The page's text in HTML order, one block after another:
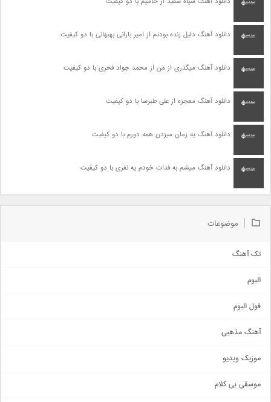
دانلود آهنگ دلیل زنده بودنم از امیر بارانی بهبهانی با دو کیفیت
دانلود آهنگ میگذری از من از محمد جواد فخری با دو کیفیت
دانلود آهنگ معجزه از علی طبرسا با دو کیفیت
دانلود آهنگ یه زمان میزدن همه دورم با دو کیفیت
دانلود آهنگ میشم به فدات خودم یه نفری با دو کیفیت
موضوعات
تک آهنگ
اجتماعی
حماسی
سنتی
اهنگ بندرعباسی
البوم
فول البوم
آهنگ مذهبی
موزیک ویدیو
موسقی بی کلام